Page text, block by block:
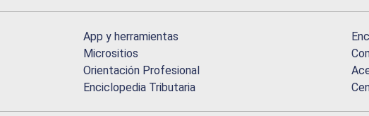
App y herramientas
Micrositios
Orientación Profesional
Enciclopedia Tributaria